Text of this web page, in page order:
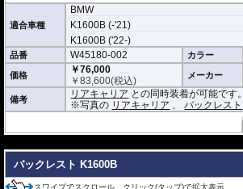
適合車種
BMW
K1600B (-'21)
K1600B ('22-)
品番 W45180-002 カラー
価格
￥76,000
￥83,600(税込) メーカー
備考 リアキャリア との同時装着が可能です。
※写真の リアキャリア 、バックレスト
バックレスト K1600B